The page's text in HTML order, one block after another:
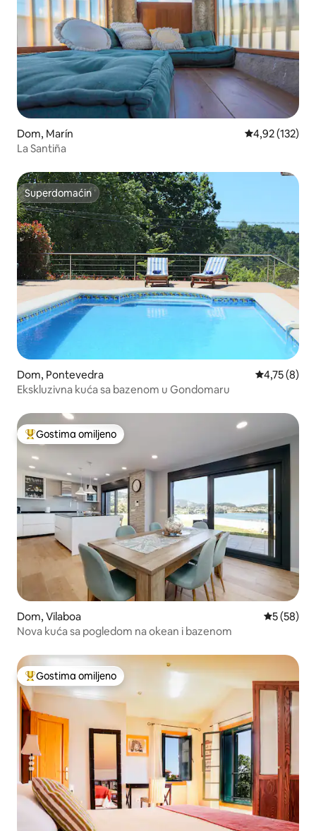
Dom, Marín Prosečna
4,92 (132)
La Santiña
Superdomaćin
Superdomaćin
Dom, Pontevedra Prosečna
4,75 (8)
Ekskluzivna kuća sa bazenom u Gondomaru
Najuspešniji među gostima omiljenim
Gostima omiljeno
Dom, Vilaboa Prosečna
5 (58)
Nova kuća sa pogledom na okean i bazenom
Najuspešniji među gostima omiljenim
Gostima omiljeno